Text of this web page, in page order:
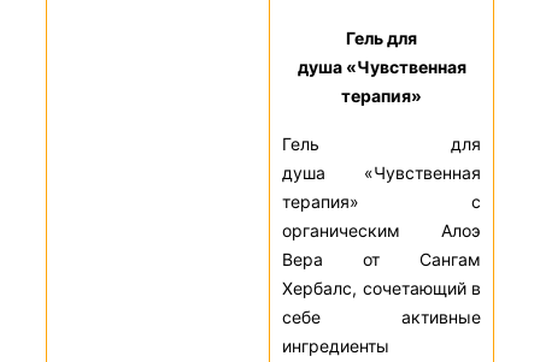
Гель для
душа «Чувственная
терапия»
Гель для
душа «Чувственная
терапия» с
органическим Алоэ
Вера от Сангам
Хербалс, сочетающий в
себе активные
ингредиенты